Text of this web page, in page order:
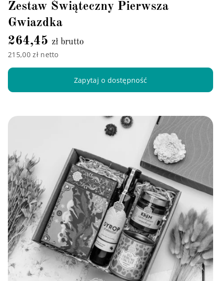
Zestaw Świąteczny Pierwsza
Gwiazdka
264,45 zł brutto
215,00 zł netto
Zapytaj o dostępność